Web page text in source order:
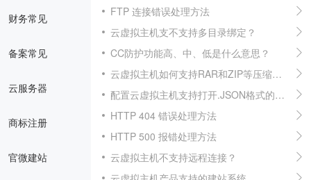
财务常见
备案常见
云服务器
商标注册
官微建站
FTP 连接错误处理方法
云虚拟主机支不支持多目录绑定？
CC防护功能高、中、低是什么意思？
云虚拟主机如何支持RAR和ZIP等压缩文件下载
配置云虚拟主机支持打开.JSON格式的文件
HTTP 404 错误处理方法
HTTP 500 报错处理方法
云虚拟主机不支持远程连接？